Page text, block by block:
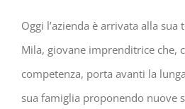
Oggi l’azienda è arrivata alla sua
Mila, giovane imprenditrice che,
competenza, porta avanti la
sua famiglia proponendo nuove